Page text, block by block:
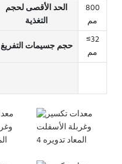
الحد الأقصى لحجم
التغذية
800
مم
حجم جسيمات التفريغ
≤32
مم